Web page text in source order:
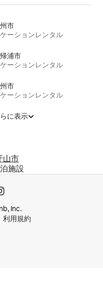
市
ーションレンタル
浦市
ーションレンタル
市
ーションレンタル
に表示
山市
施設
Inc.
利用規約